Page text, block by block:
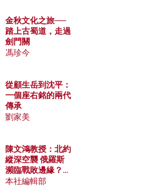
金秋文化之旅──
踏上古蜀道，走過
劍門關
馮珍今
從顧生岳到沈平：
一個座右銘的兩代
傳承
劉家美
陳文鴻教授：北約
縱深空襲 俄羅斯
瀕臨戰敗邊緣？中
國零部件能左右戰
本社編輯部